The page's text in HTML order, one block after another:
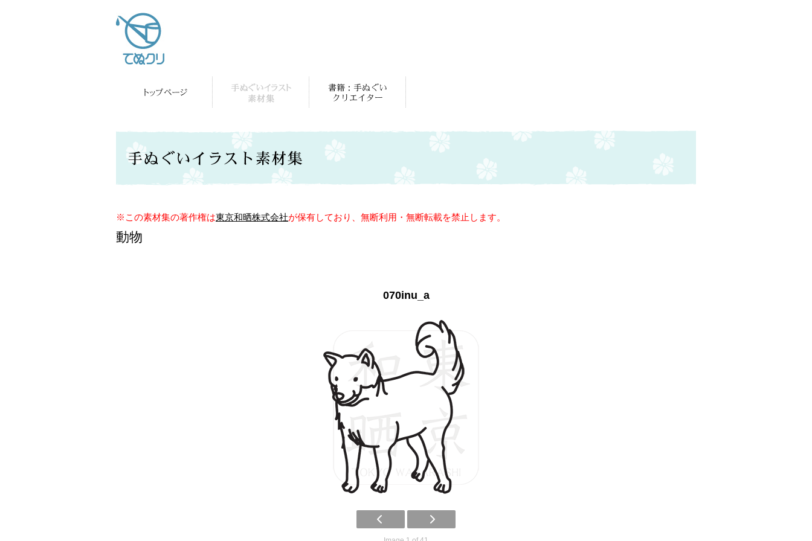
※この素材集の著作権は東京和晒株式会社が保有しており、無断利用・無断転載を禁止します。
動物
070inu_a